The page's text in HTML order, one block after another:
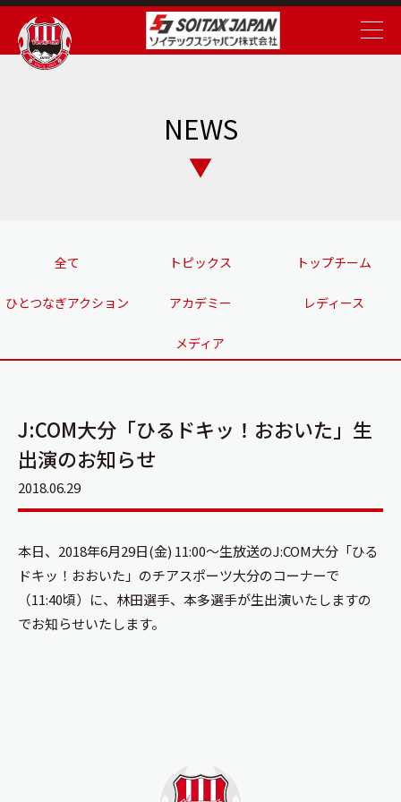
NEWS
全て トピックス トップチーム
ひとつなぎアクション アカデミー レディース
メディア
J:COM大分「ひるドキッ！おおいた」生
出演のお知らせ
2018.06.29
本日、2018年6月29日(金) 11:00〜生放送のJ:COM大分「ひる
ドキッ！おおいた」のチアスポーツ大分のコーナーで
（11:40頃）に、林田選手、本多選手が生出演いたしますの
でお知らせいたします。